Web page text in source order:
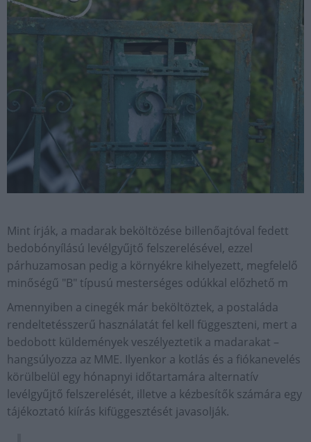
Mint írják, a madarak beköltözése billenőajtóval fedett
bedobónyílású levélgyűjtő felszerelésével, ezzel
párhuzamosan pedig a környékre kihelyezett, megfelelő
minőségű "B" típusú mesterséges odúkkal előzhető m
Amennyiben a cinegék már beköltöztek, a postaláda
rendeltetésszerű használatát fel kell függeszteni, mert a
bedobott küldemények veszélyeztetik a madarakat –
hangsúlyozza az MME. Ilyenkor a kotlás és a fiókanevelés
körülbelül egy hónapnyi időtartamára alternatív
levélgyűjtő felszerelését, illetve a kézbesítők számára egy
tájékoztató kiírás kifüggesztését javasolják.